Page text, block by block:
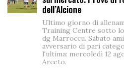
dell’Alcione
Ultimo giorno di
Training Centre sotto
dg Marroccu. Sabato
avversario di pari
l'ultima: mercoledì 12
Arceto.